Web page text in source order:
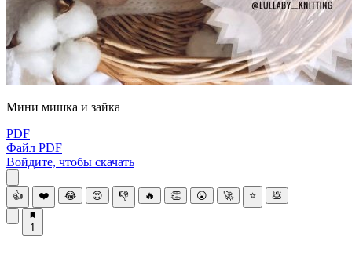
Μини мишка и зайка
PDF
Файл PDF
Войдите, чтобы скачать
👍 ❤️ 😂 😍 👎 🔥 👏 😮 🚀 ⭐ 💩
1